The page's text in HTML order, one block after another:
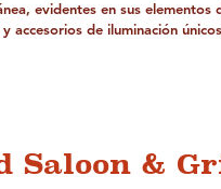
evidentes en sus elementos
accesorios de iluminación
Saloon &